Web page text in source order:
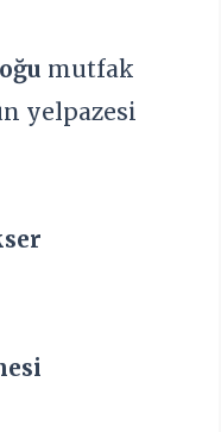
mutfak
yelpazesi